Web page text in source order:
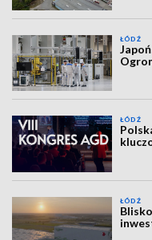
ŁÓDŹ
ŁÓDŹ
ŁÓDŹ